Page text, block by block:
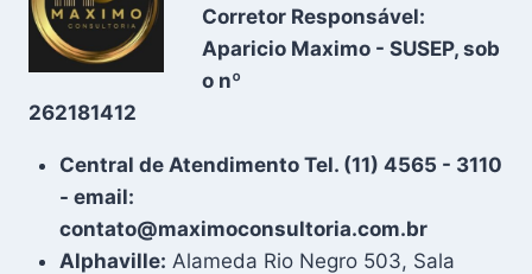
Corretor Responsável:
Aparicio Maximo - SUSEP, sob
o nº
262181412
Central de Atendimento Tel. (11) 4565 - 3110
- email:
contato@maximoconsultoria.com.br
Alphaville: Alameda Rio Negro 503, Sala